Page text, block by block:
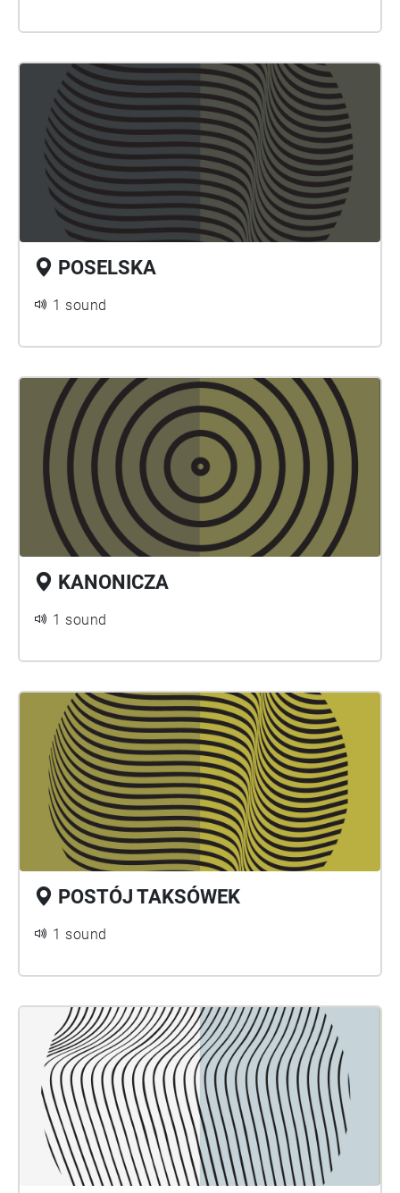
POSELSKA
1 sound
KANONICZA
1 sound
POSTÓJ TAKSÓWEK
1 sound